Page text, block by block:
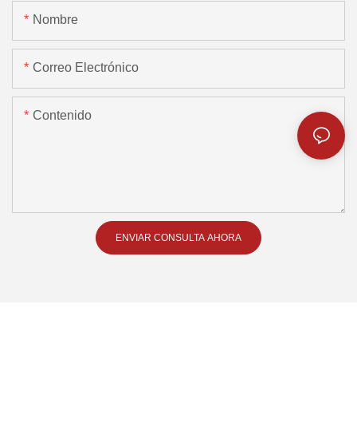
Nombre
Correo Electrónico
Contenido
ENVIAR CONSULTA AHORA